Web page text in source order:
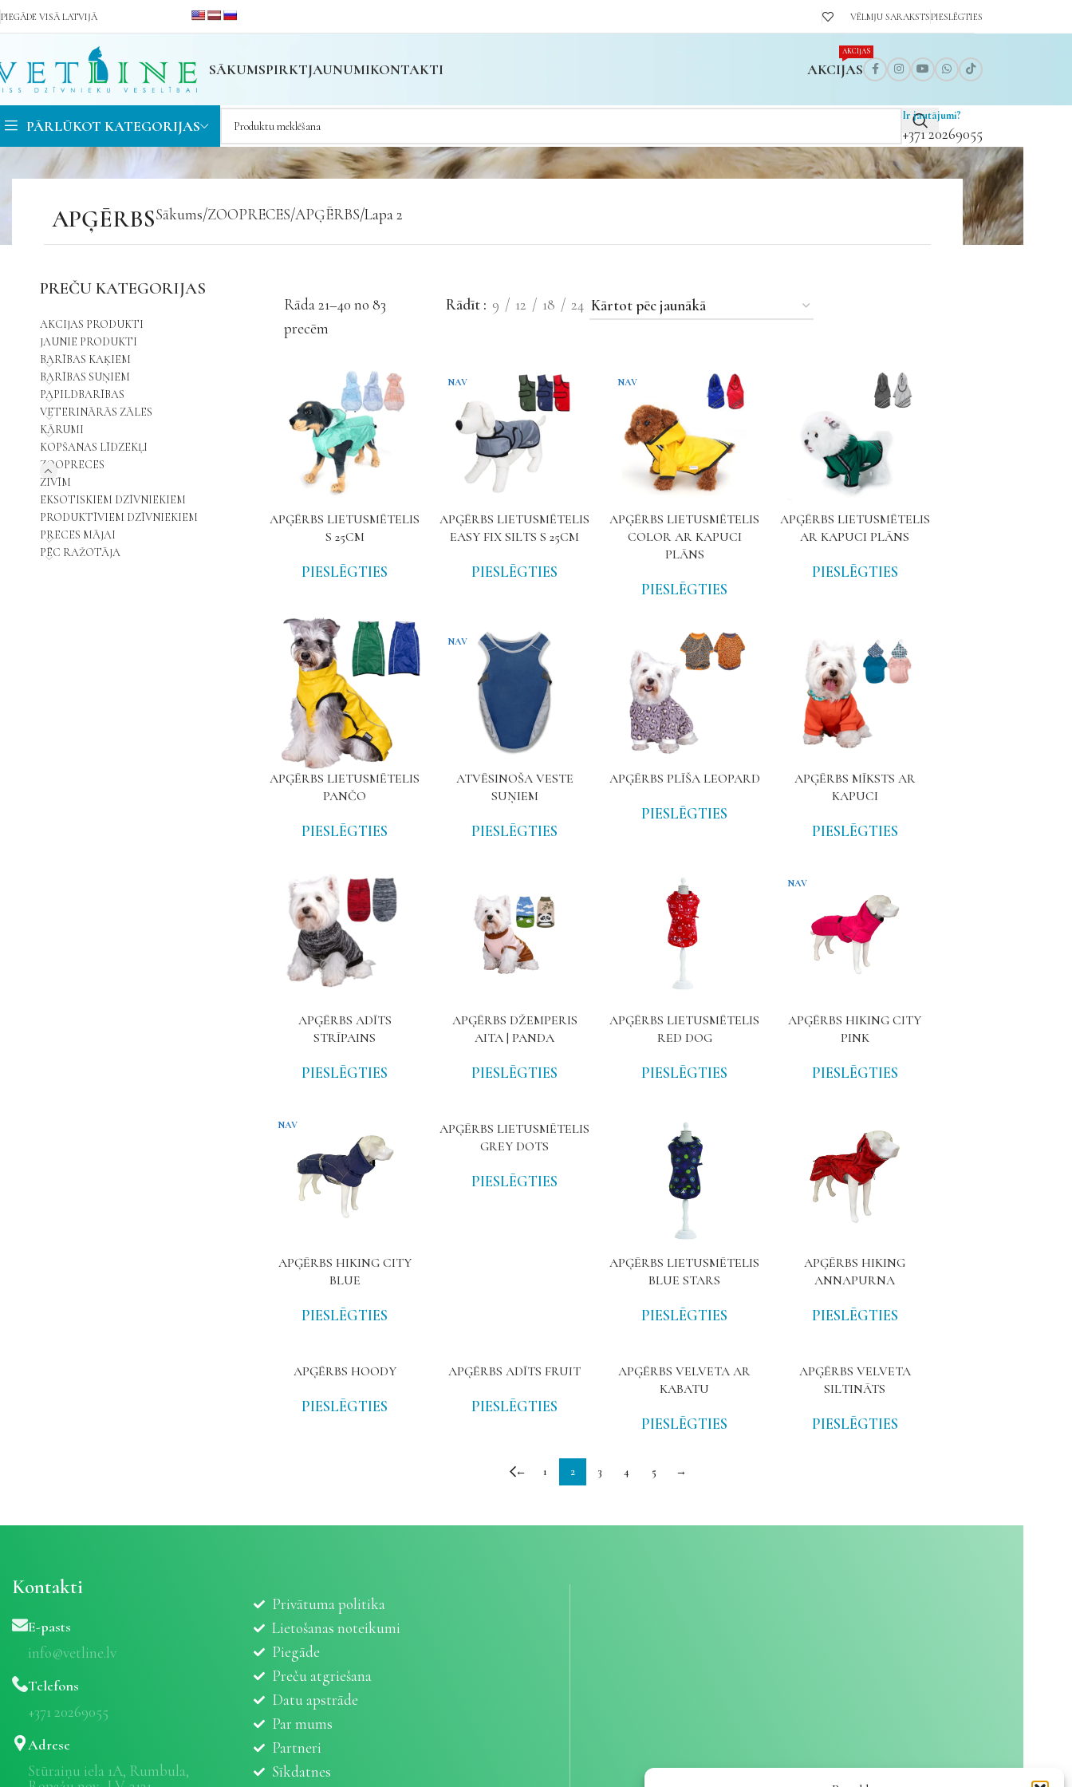
PIEGĀDE VISĀ LATVIJĀ VĒLMJU SARAKSTSPIESLĒGTIES
SĀKUMSPIRKTJAUNUMIKONTAKTI AKCIJAS
AKCIJAS
PĀRLŪKOT KATEGORIJAS
Ir jautājumi?
+371 20269055
APĢĒRBSSākums ZOOPRECES APĢĒRBS Lapa 2
PREČU KATEGORIJAS
AKCIJAS PRODUKTI
JAUNIE PRODUKTI
BARĪBAS KAĶIEM
BARĪBAS SUŅIEM
PAPILDBARĪBAS
VETERINĀRĀS ZĀLES
KĀRUMI
KOPŠANAS LĪDZEKĻI
ZOOPRECES
ZIVĪM
EKSOTISKIEM DZĪVNIEKIEM
PRODUKTĪVIEM DZĪVNIEKIEM
PRECES MĀJAI
PĒC RAŽOTĀJA
Rāda 21–40 no 83
precēm
Rādīt 9 12 18 24
APĢĒRBS LIETUSMĒTELIS
S 25CM
PIESLĒGTIES
NAV
APĢĒRBS LIETUSMĒTELIS
EASY FIX SILTS S 25CM
PIESLĒGTIES
NAV
APĢĒRBS LIETUSMĒTELIS
COLOR AR KAPUCI
PLĀNS
PIESLĒGTIES
APĢĒRBS LIETUSMĒTELIS
AR KAPUCI PLĀNS
PIESLĒGTIES
APĢĒRBS LIETUSMĒTELIS
PANČO
PIESLĒGTIES
NAV
ATVĒSINOŠA VESTE
SUŅIEM
PIESLĒGTIES
APĢĒRBS PLĪŠA LEOPARD
PIESLĒGTIES
APĢĒRBS MĪKSTS AR
KAPUCI
PIESLĒGTIES
APĢĒRBS ADĪTS
STRĪPAINS
PIESLĒGTIES
APĢĒRBS DŽEMPERIS
AITA | PANDA
PIESLĒGTIES
APĢĒRBS LIETUSMĒTELIS
RED DOG
PIESLĒGTIES
NAV
APĢĒRBS HIKING CITY
PINK
PIESLĒGTIES
NAV
APĢĒRBS HIKING CITY
BLUE
PIESLĒGTIES
APĢĒRBS LIETUSMĒTELIS
GREY DOTS
PIESLĒGTIES
APĢĒRBS LIETUSMĒTELIS
BLUE STARS
PIESLĒGTIES
APĢĒRBS HIKING
ANNAPURNA
PIESLĒGTIES
APĢĒRBS HOODY
PIESLĒGTIES
APĢĒRBS ADĪTS FRUIT
PIESLĒGTIES
APĢĒRBS VELVETA AR
KABATU
PIESLĒGTIES
APĢĒRBS VELVETA
SILTINĀTS
PIESLĒGTIES
← 1 2 3 4 5 →
Kontakti
E-pasts
info@vetline.lv
Telefons
+371 20269055
Adrese
Stūraiņu iela 1A, Rumbula,
Privātuma politika
Lietošanas noteikumi
Piegāde
Preču atgriešana
Datu apstrāde
Par mums
Partneri
Sīkdatnes